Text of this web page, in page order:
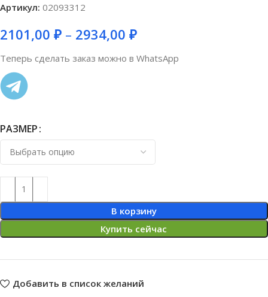
Артикул: 02093312
2101,00 ₽ – 2934,00 ₽
Теперь сделать заказ можно в WhatsApp
РАЗМЕР
В корзину
Купить сейчас
Добавить в список желаний